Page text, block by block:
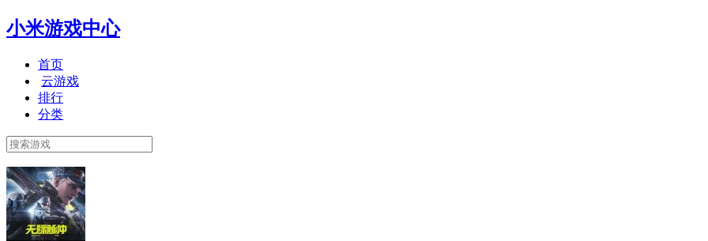
小米游戏中心
首页
云游戏
排行
分类